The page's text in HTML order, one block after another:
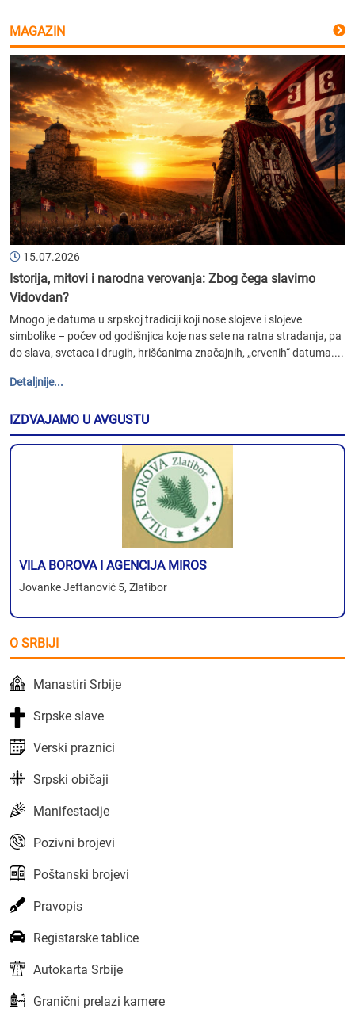
MAGAZIN
15.07.2026
Istorija, mitovi i narodna verovanja: Zbog čega slavimo
Vidovdan?
Mnogo je datuma u srpskoj tradiciji koji nose slojeve i slojeve
simbolike – počev od godišnjica koje nas sete na ratna stradanja, pa
do slava, svetaca i drugih, hrišćanima značajnih, „crvenih“ datuma....
Detaljnije...
IZDVAJAMO U AVGUSTU
VILA BOROVA I AGENCIJA MIROS
Jovanke Jeftanović 5, Zlatibor
O SRBIJI
Manastiri Srbije
Srpske slave
Verski praznici
Srpski običaji
Manifestacije
Pozivni brojevi
Poštanski brojevi
Pravopis
Registarske tablice
Autokarta Srbije
Granični prelazi kamere